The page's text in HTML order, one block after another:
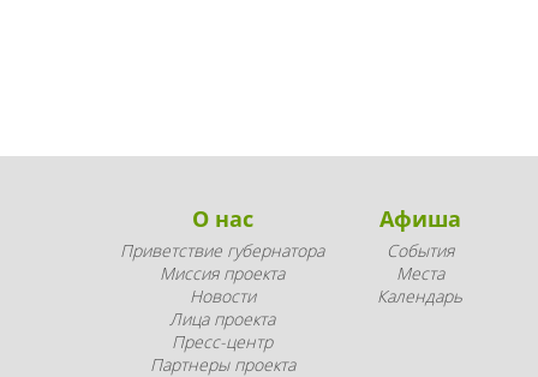
О нас
Приветствие губернатора
Миссия проекта
Новости
Лица проекта
Пресс-центр
Партнеры проекта
Афиша
События
Места
Календарь